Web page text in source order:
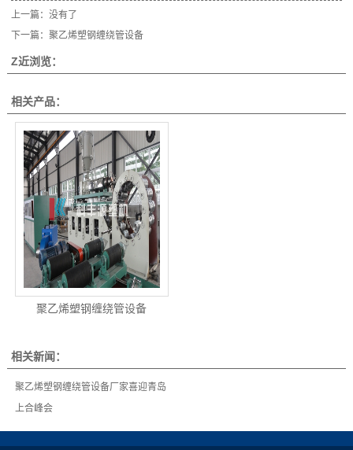
上一篇：没有了
下一篇： 聚乙烯塑钢缠绕管设备
Z近浏览：
相关产品：
聚乙烯塑钢缠绕管设备
相关新闻：
聚乙烯塑钢缠绕管设备厂家喜迎青岛
上合峰会